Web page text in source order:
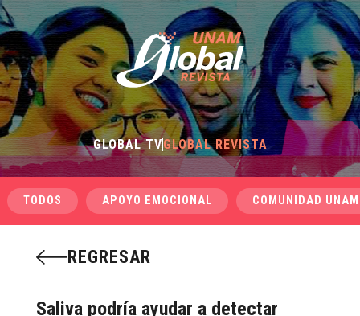
GLOBAL TVGLOBAL REVISTA
TODOS APOYO EMOCIONAL COMUNIDAD UNAM
REGRESAR
Saliva podría ayudar a detectar